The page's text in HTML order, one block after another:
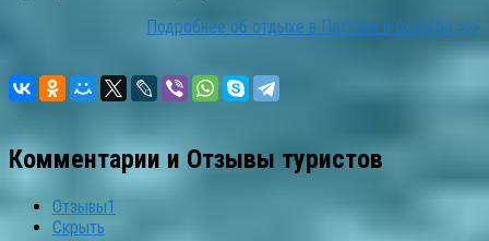
Подробнее об отдыхе в Паттайе в октябре >>>
Комментарии и Отзывы туристов
Отзывы1
Скрыть